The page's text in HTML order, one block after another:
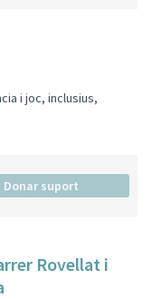
i joc, inclusius,
Donar suport
Rovellat i